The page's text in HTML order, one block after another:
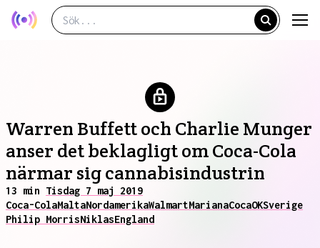
Warren Buffett och Charlie Munger
anser det beklagligt om Coca-Cola
närmar sig cannabisindustrin
13 min Tisdag 7 maj 2019
Coca-ColaMaltaNordamerikaWalmartMarianaCocaOKSverige
Philip MorrisNiklasEngland